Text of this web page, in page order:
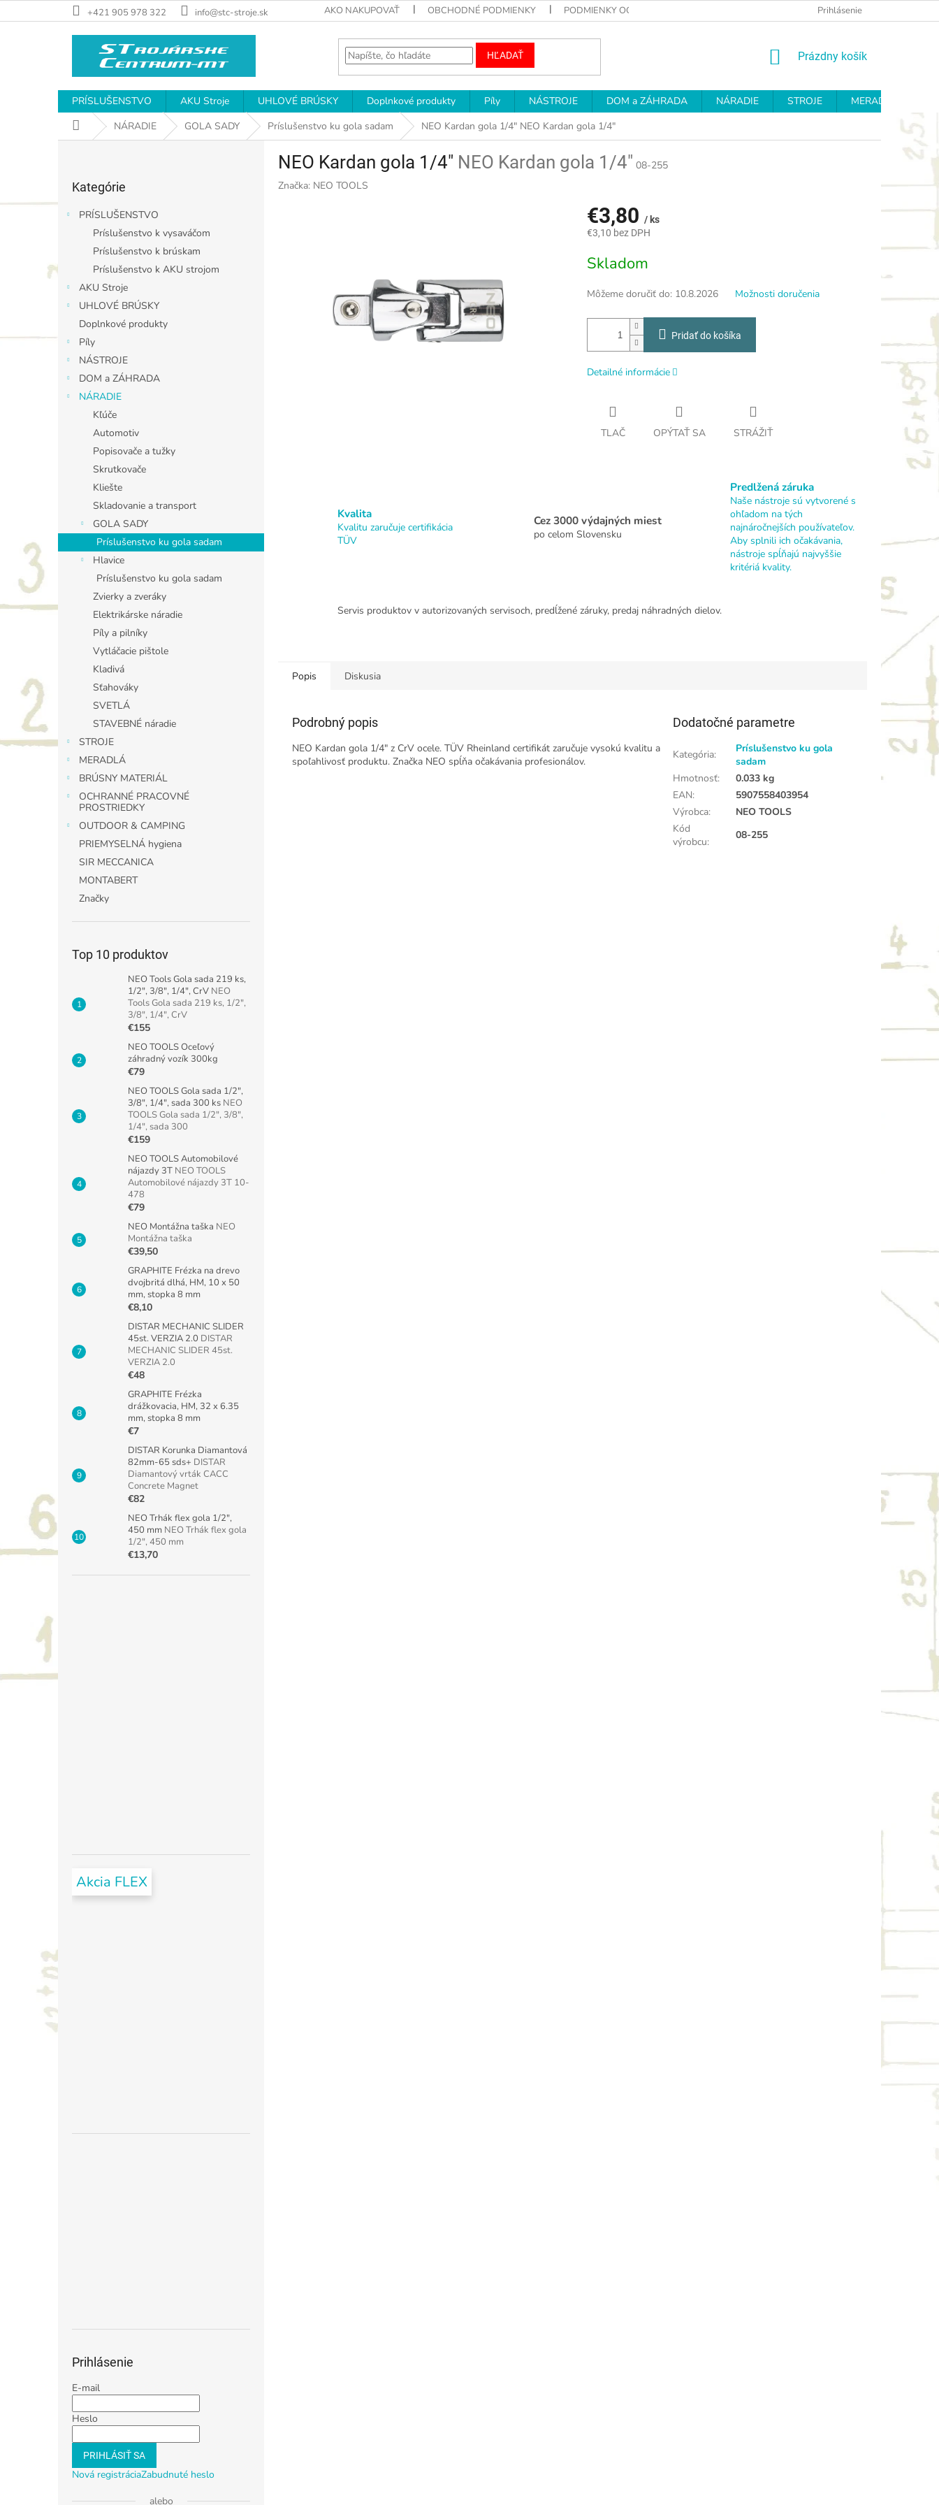
na
+421 905 978 322 info@stc-stroje.sk AKO NAKUPOVAŤ OBCHODNÉ PODMIENKY PODMIENKY OCHRANY OSOBNÝCH ÚDAJOV REKLAMAČNÝ PROTOKOL
Prihlásenie
HĽADAŤ
NÁKUPNÝ
Prázdny košík
PRÍSLUŠENSTVO AKU Stroje UHLOVÉ BRÚSKY Doplnkové produkty Píly NÁSTROJE DOM a ZÁHRADA NÁRADIE STROJE MERADLÁ
DomovNÁRADIE GOLA SADY Príslušenstvo ku gola sadam NEO Kardan gola 1/4" NEO Kardan gola 1/4"
ý
e
kategórie
Kategórie
PRÍSLUŠENSTVO
Príslušenstvo k vysaváčom
Príslušenstvo k brúskam
Príslušenstvo k AKU strojom
AKU Stroje
UHLOVÉ BRÚSKY
Doplnkové produkty
Píly
NÁSTROJE
DOM a ZÁHRADA
NÁRADIE
Kľúče
Automotiv
Popisovače a tužky
Skrutkovače
Kliešte
Skladovanie a transport
GOLA SADY
Príslušenstvo ku gola sadam
Hlavice
Príslušenstvo ku gola sadam
Zvierky a zveráky
Elektrikárske náradie
Píly a pilníky
Vytláčacie pištole
Kladivá
Sťahováky
SVETLÁ
STAVEBNÉ náradie
STROJE
MERADLÁ
BRÚSNY MATERIÁL
OCHRANNÉ PRACOVNÉ
PROSTRIEDKY
OUTDOOR & CAMPING
PRIEMYSELNÁ hygiena
SIR MECCANICA
MONTABERT
Značky
Top 10 produktov
NEO Tools Gola sada 219 ks,
1/2", 3/8", 1/4", CrV NEO
Tools Gola sada 219 ks, 1/2",
3/8", 1/4", CrV
€155
NEO TOOLS Oceľový
záhradný vozík 300kg
€79
NEO TOOLS Gola sada 1/2",
3/8", 1/4", sada 300 ks NEO
TOOLS Gola sada 1/2", 3/8",
1/4", sada 300
€159
NEO TOOLS Automobilové
nájazdy 3T NEO TOOLS
Automobilové nájazdy 3T 10-
478
€79
NEO Montážna taška NEO
Montážna taška
€39,50
GRAPHITE Frézka na drevo
dvojbritá dlhá, HM, 10 x 50
mm, stopka 8 mm
€8,10
DISTAR MECHANIC SLIDER
45st. VERZIA 2.0 DISTAR
MECHANIC SLIDER 45st.
VERZIA 2.0
€48
GRAPHITE Frézka
drážkovacia, HM, 32 x 6.35
mm, stopka 8 mm
€7
DISTAR Korunka Diamantová
82mm-65 sds+ DISTAR
Diamantový vrták CACC
Concrete Magnet
€82
NEO Trhák flex gola 1/2",
450 mm NEO Trhák flex gola
1/2", 450 mm
€13,70
Akcia FLEX
Prihlásenie
E-mail
Heslo
PRIHLÁSIŤ SA
Nová registráciaZabudnuté heslo
alebo
NEO Kardan gola 1/4" NEO Kardan gola 1/4" 08-255
Značka: NEO TOOLS
€3,80 / ks
€3,10 bez DPH
cena:
Skladom
Môžeme doručiť do: 10.8.2026 Možnosti doručenia
Pridať do košíka
Detailné informácie
TLAČ OPÝTAŤ SA STRÁŽIŤ
Kvalita
Kvalitu zaručuje certifikácia
TÜV
Cez 3000 výdajných miest
po celom Slovensku
Predlžená záruka
Naše nástroje sú vytvorené s
ohľadom na tých
najnáročnejších používateľov.
Aby splnili ich očakávania,
nástroje spĺňajú najvyššie
kritériá kvality.
Servis produktov v autorizovaných servisoch, predĺžené záruky, predaj náhradných dielov.
Popis Diskusia
Podrobný popis
NEO Kardan gola 1/4" z CrV ocele. TÜV Rheinland certifikát zaručuje vysokú kvalitu a
spoľahlivosť produktu. Značka NEO spĺňa očakávania profesionálov.
Dodatočné parametre
Kategória:
Príslušenstvo ku gola
sadam
Hmotnosť:
0.033 kg
EAN:
5907558403954
Výrobca:
NEO TOOLS
Kód
výrobcu:
08-255